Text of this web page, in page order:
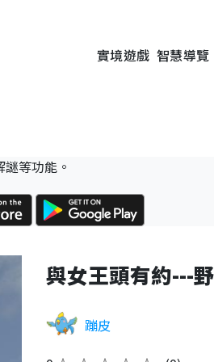
實境遊戲 智慧導覽
等功能。
與女王頭有約---
蹦皮